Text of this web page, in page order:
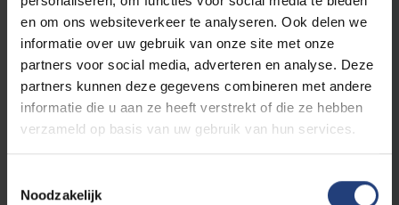
en om ons websiteverkeer te analyseren. Ook delen we
informatie over uw gebruik van onze site met onze
partners voor social media, adverteren en analyse. Deze
partners kunnen deze gegevens combineren met andere
informatie die u aan ze heeft verstrekt of die ze hebben
verzameld op basis van uw gebruik van hun services.
Noodzakelijk
De grote stromingen uit de wijsbegeerte 6
Werkcollege sociologie en wetenschapsmethodologie
(Langlopend onderzoek I)
Inleiding onderzoeksmethoden voor mens- en
maatschappijwetenschappen
6
Politicologie: algemene inleiding
Sociologie I 6
6